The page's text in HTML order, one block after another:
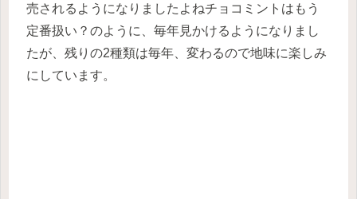
売されるようになりましたよねチョコミントはもう
定番扱い？のように、毎年見かけるようになりまし
たが、残りの2種類は毎年、変わるので地味に楽しみ
にしています。